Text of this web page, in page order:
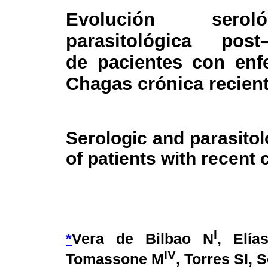
Evolución
parasitológica
de pacientes con
Chagas crónica
Serologic and
of patients with recent
*Vera de Bilbao NI,
Tomassone MIV, Torres SI,